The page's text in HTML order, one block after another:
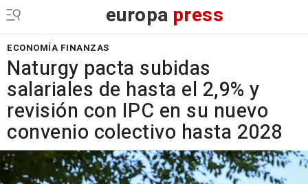
europa press
ECONOMÍA FINANZAS
Naturgy pacta subidas
salariales de hasta el 2,9% y
revisión con IPC en su nuevo
convenio colectivo hasta 2028